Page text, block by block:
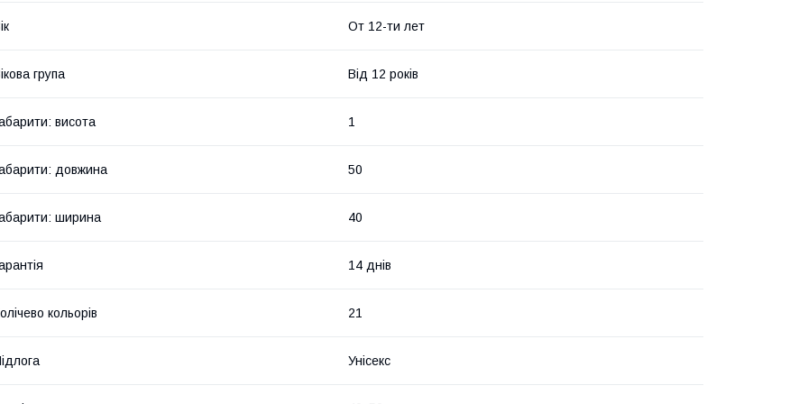
От 12-ти лет
група Від 12 років
висота 1
довжина 50
ширина 40
14 днів
кольорів 21
Унісекс